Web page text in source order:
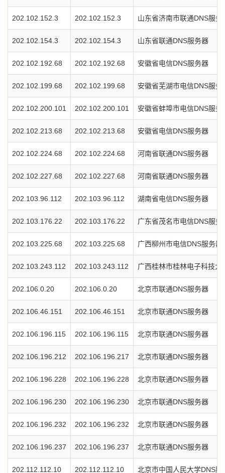
202.102.152.3 202.102.152.3 山东省济南市联通DNS服务
202.102.154.3 202.102.154.3 山东省联通DNS服务器
202.102.192.68 202.102.192.68 安徽省电信DNS服务器
202.102.199.68 202.102.199.68 安徽省芜湖市电信DNS服务
202.102.200.101 202.102.200.101 安徽省蚌埠市电信DNS服务
202.102.213.68 202.102.213.68 安徽省电信DNS服务器
202.102.224.68 202.102.224.68 河南省联通DNS服务器
202.102.227.68 202.102.227.68 河南省联通DNS服务器
202.103.96.112 202.103.96.112 湖南省电信DNS服务器
202.103.176.22 202.103.176.22 广东省茂名市电信DNS服务
202.103.225.68 202.103.225.68 广西柳州市电信DNS服务器
202.103.243.112 202.103.243.112 广西桂林市桂林电子科技大
202.106.0.20 202.106.0.20 北京市联通DNS服务器
202.106.46.151 202.106.46.151 北京市联通DNS服务器
202.106.196.115 202.106.196.115 北京市联通DNS服务器
202.106.196.212 202.106.196.217 北京市联通DNS服务器
202.106.196.228 202.106.196.228 北京市联通DNS服务器
202.106.196.230 202.106.196.230 北京市联通DNS服务器
202.106.196.232 202.106.196.232 北京市联通DNS服务器
202.106.196.237 202.106.196.237 北京市联通DNS服务器
202.112.112.10 202.112.112.10 北京市中国人民大学DNS服